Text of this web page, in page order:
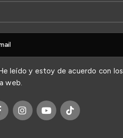
leído y estoy de acuerdo con los
web.